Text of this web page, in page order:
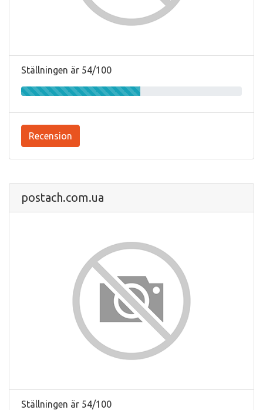
Ställningen är 54/100
Recension
postach.com.ua
Ställningen är 54/100